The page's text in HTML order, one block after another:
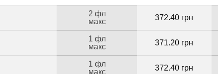
2 фл
макс
372.40 грн
1 фл
макс
371.20 грн
1 фл
макс
372.40 грн